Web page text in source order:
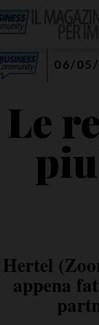
06/05/
Le
Hertel
appena